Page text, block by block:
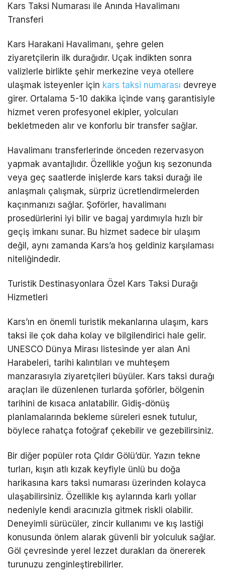
Kars Taksi Numarası ile Anında Havalimanı
Transferi
Kars Harakani Havalimanı, şehre gelen
ziyaretçilerin ilk durağıdır. Uçak indikten sonra
valizlerle birlikte şehir merkezine veya otellere
ulaşmak isteyenler için kars taksi numarası devreye
girer. Ortalama 5-10 dakika içinde varış garantisiyle
hizmet veren profesyonel ekipler, yolcuları
bekletmeden alır ve konforlu bir transfer sağlar.
Havalimanı transferlerinde önceden rezervasyon
yapmak avantajlıdır. Özellikle yoğun kış sezonunda
veya geç saatlerde inişlerde kars taksi durağı ile
anlaşmalı çalışmak, sürpriz ücretlendirmelerden
kaçınmanızı sağlar. Şoförler, havalimanı
prosedürlerini iyi bilir ve bagaj yardımıyla hızlı bir
geçiş imkanı sunar. Bu hizmet sadece bir ulaşım
değil, aynı zamanda Kars’a hoş geldiniz karşılaması
niteliğindedir.
Turistik Destinasyonlara Özel Kars Taksi Durağı
Hizmetleri
Kars’ın en önemli turistik mekanlarına ulaşım, kars
taksi ile çok daha kolay ve bilgilendirici hale gelir.
UNESCO Dünya Mirası listesinde yer alan Ani
Harabeleri, tarihi kalıntıları ve muhteşem
manzarasıyla ziyaretçileri büyüler. Kars taksi durağı
araçları ile düzenlenen turlarda şoförler, bölgenin
tarihini de kısaca anlatabilir. Gidiş-dönüş
planlamalarında bekleme süreleri esnek tutulur,
böylece rahatça fotoğraf çekebilir ve gezebilirsiniz.
Bir diğer popüler rota Çıldır Gölü’dür. Yazın tekne
turları, kışın atlı kızak keyfiyle ünlü bu doğa
harikasına kars taksi numarası üzerinden kolayca
ulaşabilirsiniz. Özellikle kış aylarında karlı yollar
nedeniyle kendi aracınızla gitmek riskli olabilir.
Deneyimli sürücüler, zincir kullanımı ve kış lastiği
konusunda önlem alarak güvenli bir yolculuk sağlar.
Göl çevresinde yerel lezzet durakları da önererek
turunuzu zenginleştirebilirler.